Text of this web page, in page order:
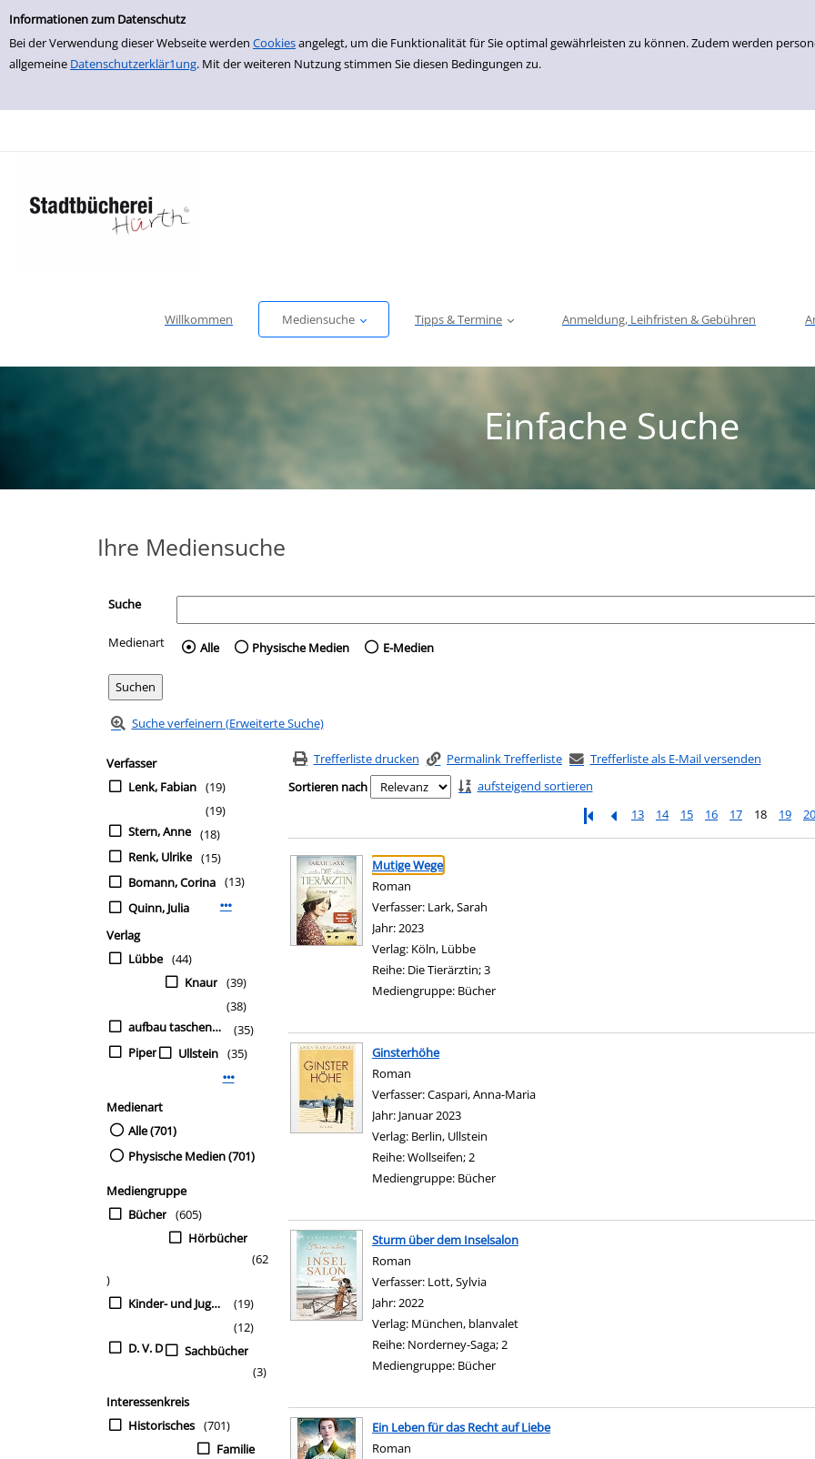
Einfache Suche
Informationen zum Datenschutz
Bei der Verwendung dieser Webseite werden Cookiesangelegt, um die Funktionalität für Sie optimal gewährleisten zu können. Zudem werden
allgemeine Datenschutzerklär1ung. Mit der weiteren Nutzung stimmen Sie diesen Bedingungen zu.
zur Navigation springen
zum Inhalt springen
Zu den Suchfiltern springen
Zur Trefferliste springen
Willkommen Mediensuche Tipps & Termine Anmeldung, Leihfristen & Gebühren
Einfache Suche
Ihre Mediensuche
Suche
Medienart Wählen Sie die Medienart nach der Sie suchen wollen.
Alle Physische Medien E-Medien
Suche verfeinern (Erweiterte Suche)
Suchfilter
Zur Trefferliste springen
Verfasser
Lenk, Fabian (19)
Stern, Anne
(19)
Renk, Ulrike
(18)
Bomann, Corina
(15)
Quinn, Julia
(13)
Mehr Verfasser-Filter anzeigen
Verlag
Lübbe (44)
Knaur (39)
aufbau taschenbuch
(38)
Piper
(35)
Ullstein (35)
Mehr Verlag-Filter anzeigen
Medienart
Alle (701)
Physische Medien (701)
Mediengruppe
Bücher (605)
Hörbücher
(62
)
Kinder- und Jugendbü
(19)
D. V. D
(12)
Sachbücher
(3)
Interessenkreis
Historisches (701)
Familie
Trefferliste drucken Permalink Trefferliste
Trefferliste als E-Mail versenden
Sortieren nach
aufsteigend sortieren
13
14 15 16 17 18 19 20
Suchergebnis
Zu den Suchfiltern springen
Mutige Wege
Roman
Verfasser: Lark, Sarah
Jahr:2023
Verlag: Köln, Lübbe
Reihe: Die Tierärztin; 3
Mediengruppe: Bücher
Ginsterhöhe
Roman
Verfasser:Caspari, Anna-Maria
Jahr: Januar 2023
Verlag: Berlin, Ullstein
Reihe:Wollseifen; 2
Mediengruppe: Bücher
Sturm über dem Inselsalon
Roman
Verfasser: Lott, Sylvia
Jahr:2022
Verlag: München, blanvalet
Reihe: Norderney-Saga; 2
Mediengruppe: Bücher
Ein Leben für das Recht auf Liebe
Roman